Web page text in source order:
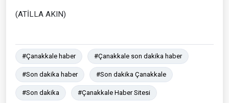
(ATİLLA AKIN)
#Çanakkale haber #Çanakkale son dakika haber
#Son dakika haber #Son dakika Çanakkale
#Son dakika #Çanakkale Haber Sitesi